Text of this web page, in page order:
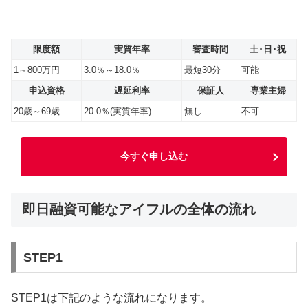
限度額 実質年率 審査時間
土･日･祝
1～800万円
3.0％～18.0％ 最短30分
可能
申込資格
遅延利率 保証人
専業主婦
20歳～69歳
20.0％(実質年率) 無し 不可
今すぐ申し込む
即日融資可能なアイフルの全体の流れ
STEP1
STEP1は下記のような流れになります。